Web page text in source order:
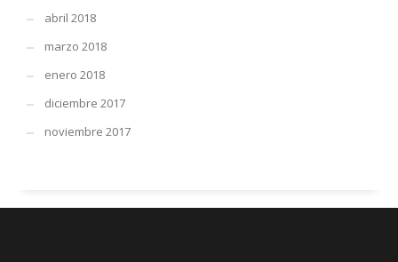
abril 2018
marzo 2018
enero 2018
diciembre 2017
noviembre 2017